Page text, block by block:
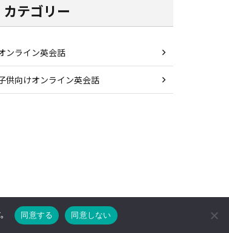
カテゴリー
ンライン英会話
供向けオンライン英会話
同意する 同意しない